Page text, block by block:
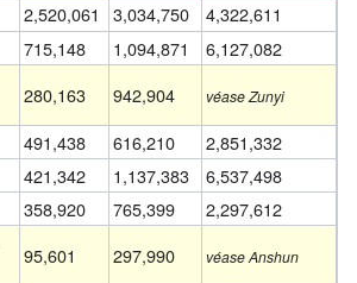
2,520,061 3,034,750
4,322,611
715,148 1,094,871
6,127,082
280,163 942,904 véase Zunyi
491,438 616,210
2,851,332
421,342 1,137,383
6,537,498
358,920 765,399
2,297,612
95,601 297,990 véase Anshun